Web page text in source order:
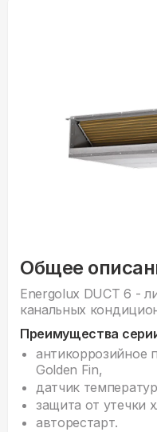
Общее
Energolux DUCT 6 -
канальных
Преимущества
антикоррозийное
Golden Fin,
датчик
защита от утечки
авторестарт.